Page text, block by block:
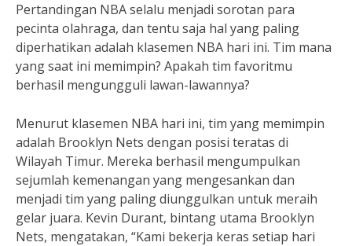
Pertandingan NBA selalu menjadi sorotan para
pecinta olahraga, dan tentu saja hal yang paling
diperhatikan adalah klasemen NBA hari ini. Tim mana
yang saat ini memimpin? Apakah tim favoritmu
berhasil mengungguli lawan-lawannya?
Menurut klasemen NBA hari ini, tim yang memimpin
adalah Brooklyn Nets dengan posisi teratas di
Wilayah Timur. Mereka berhasil mengumpulkan
sejumlah kemenangan yang mengesankan dan
menjadi tim yang paling diunggulkan untuk meraih
gelar juara. Kevin Durant, bintang utama Brooklyn
Nets, mengatakan, “Kami bekerja keras setiap hari